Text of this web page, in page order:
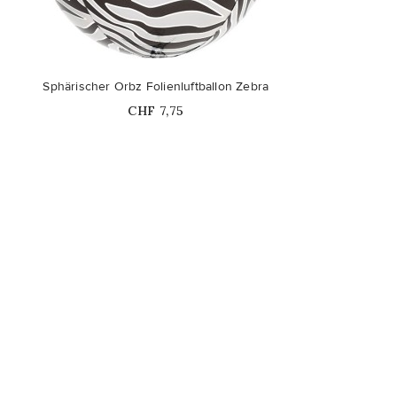
Sphärischer Orbz Folienluftballon Zebra
Price
CHF 7,75